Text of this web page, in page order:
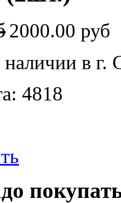
2000.00 руб
наличии в
4818